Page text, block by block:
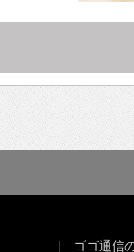
ゴゴ通信